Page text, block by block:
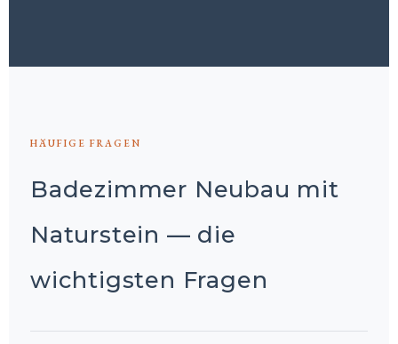
HÄUFIGE FRAGEN
Badezimmer Neubau mit
Naturstein — die
wichtigsten Fragen